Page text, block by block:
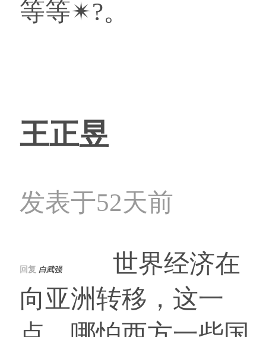
等等✴?。
王正昱
发表于52天前
回复 白武强世界经济在
向亚洲转移，这一